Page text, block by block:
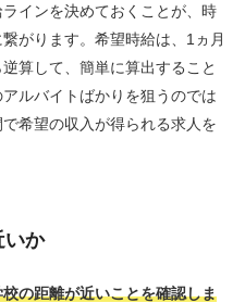
インを決めておくことが、時
がります。希望時給は、1ヵ月
算して、簡単に算出すること
ルバイトばかりを狙うのでは
希望の収入が得られる求人を
か
の距離が近いことを確認しま